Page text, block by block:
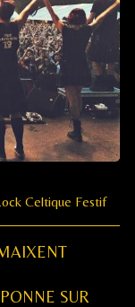
Celtique Festif
SUR